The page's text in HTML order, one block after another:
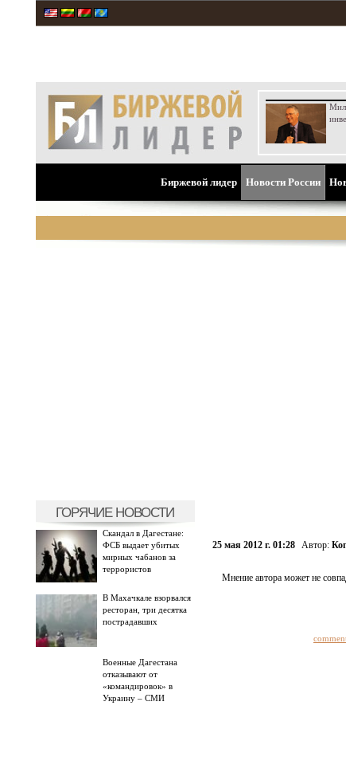
Биржевой лидер Новости России
ГОРЯЧИЕ НОВОСТИ
Скандал в Дагестане:
ФСБ выдает убитых
мирных чабанов за
террористов
В Махачкале взорвался
ресторан, три десятка
пострадавших
Военные Дагестана
отказывают от
«командировок» в
Украину – СМИ
25 мая 2012 г. 01:28 Автор:
Мнение автора может не